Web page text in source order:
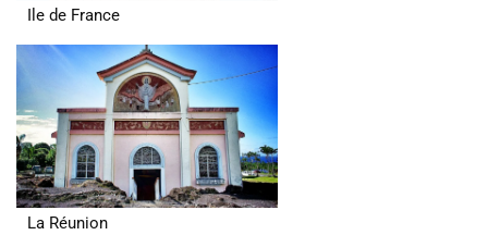
Ile de France
La Réunion